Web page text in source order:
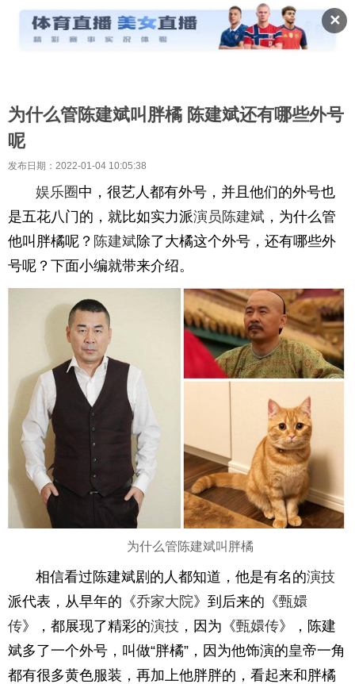
✕
为什么管陈建斌叫胖橘 陈建斌还有哪些外号
呢
发布日期：2022-01-04 10:05:38
娱乐圈中，很艺人都有外号，并且他们的外号也
是五花八门的，就比如实力派演员 陈建斌 ，为什么管
他叫胖橘呢？ 陈建斌除了大橘这个外号，还有哪些外
号呢？下面小编就带来介绍。
为什么管陈建斌叫胖橘
相信看过陈建斌剧的人都知道，他是有名的演技
派代表，从早年的《乔家大院》到后来的《甄嬛
传》，都展现了精彩的演技 ，因为《甄嬛传》，陈建
斌多了一个外号，叫做“胖橘”，因为他饰演的皇帝一角
都有很多黄色服装，再加上他胖胖的，看起来和胖橘